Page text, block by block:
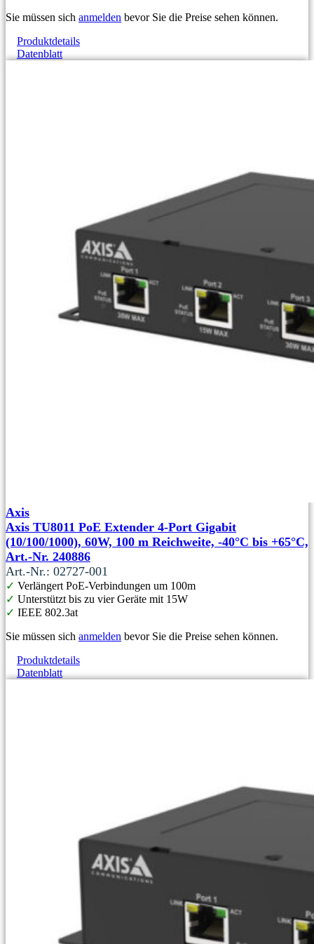
Sie müssen sich anmelden bevor Sie die Preise sehen können.
Produktdetails
Datenblatt
Axis
Axis TU8011 PoE Extender 4-Port Gigabit
(10/100/1000), 60W, 100 m Reichweite, -40°C bis +65°C,
Art.-Nr. 240886
Art.-Nr.: 02727-001
✓ Verlängert PoE-Verbindungen um 100m
✓ Unterstützt bis zu vier Geräte mit 15W
✓ IEEE 802.3at
Sie müssen sich anmelden bevor Sie die Preise sehen können.
Produktdetails
Datenblatt